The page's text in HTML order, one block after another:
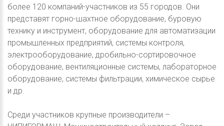
более 120 компаний-участников из 55 городов. Они
представят горно-шахтное оборудование, буровую
технику и инструмент, оборудование для автоматизации
промышленных предприятий, системы контроля,
электрооборудование, дробильно-сортировочное
оборудование, вентиляционные системы, лабораторное
оборудование, системы фильтрации, химическое сырье
и др.
Среди участников крупные производители –